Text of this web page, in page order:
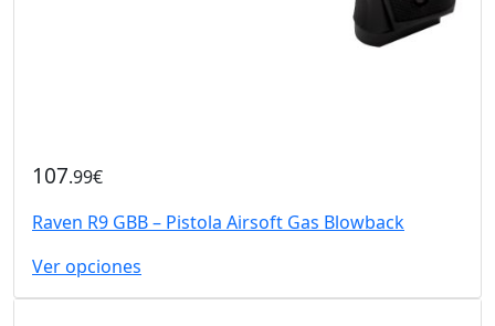
107.99€
Raven R9 GBB – Pistola Airsoft Gas Blowback
Ver opciones